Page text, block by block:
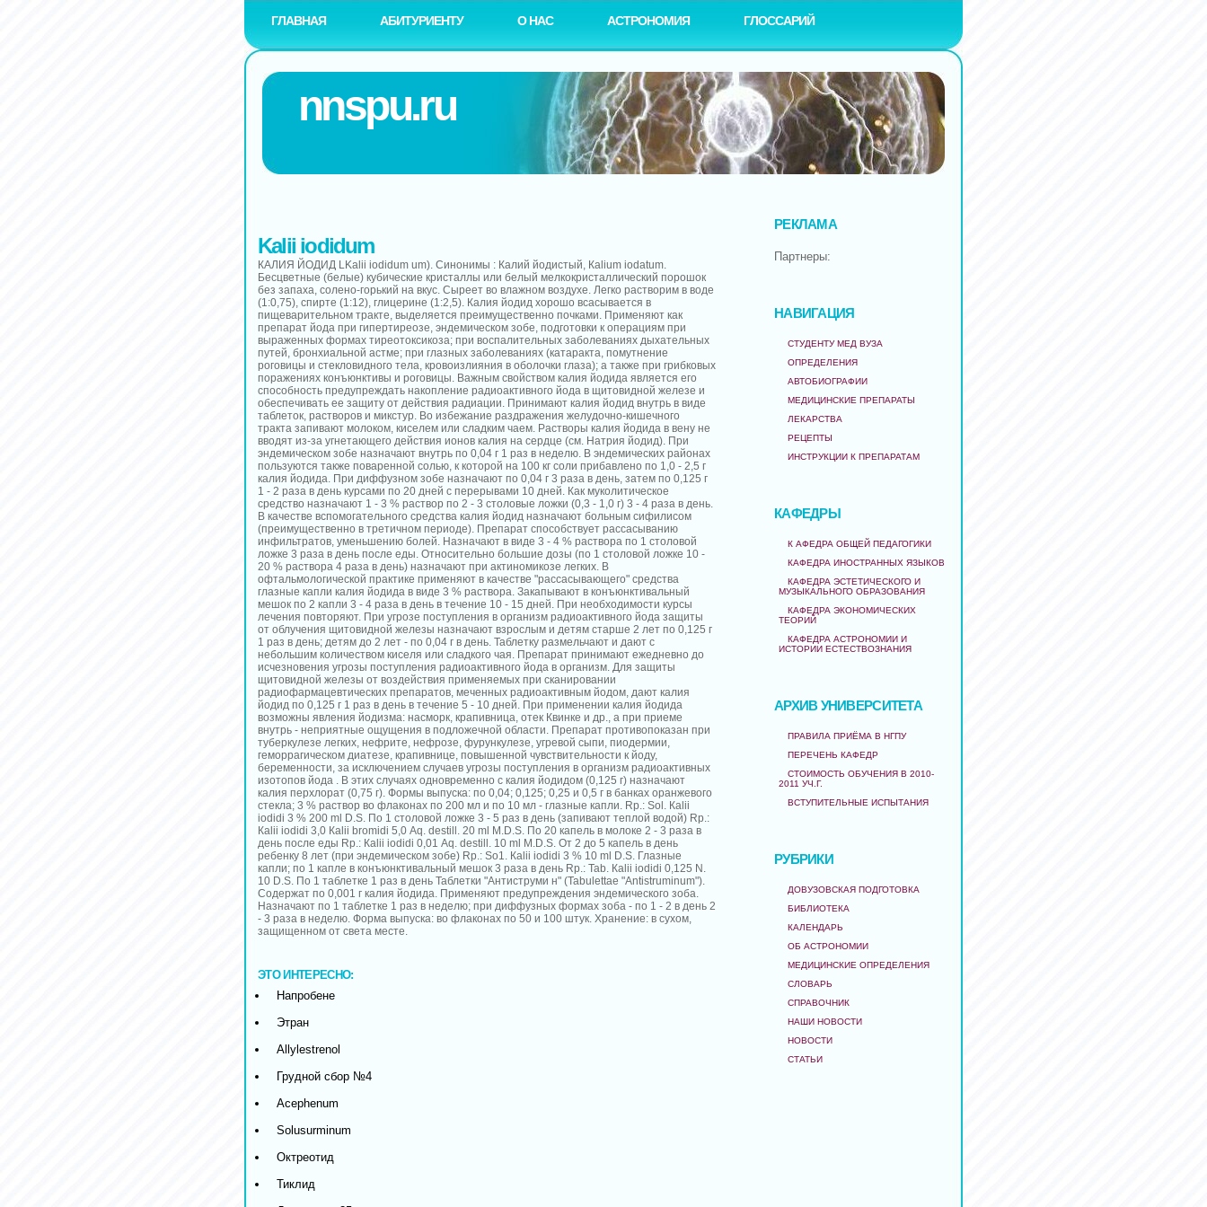
ГЛАВНАЯ АБИТУРИЕНТУ О НАС АСТРОНОМИЯ ГЛОССАРИЙ
nnspu.ru
Kalii iodidum
КАЛИЯ ЙОДИД LKalii iodidum um). Синонимы : Калий йодистый, Каlium iodatum.
Бесцветные (белые) кубические кристаллы или белый мелкокристаллический порошок
без запаха, солено-горький на вкус. Сыреет во влажном воздухе. Легко растворим в воде
(1:0,75), спирте (1:12), глицерине (1:2,5). Калия йодид хорошо всасывается в
пищеварительном тракте, выделяется преимущественно почками. Применяют как
препарат йода при гипертиреозе, эндемическом зобе, подготовки к операциям при
выраженных формах тиреотоксикоза; при воспалительных заболеваниях дыхательных
путей, бронхиальной астме; при глазных заболеваниях (катаракта, помутнение
роговицы и стекловидного тела, кровоизлияния в оболочки глаза); а также при грибковых
поражениях конъюнктивы и роговицы. Важным свойством калия йодида является его
способность предупреждать накопление радиоактивного йода в щитовидной железе и
обеспечивать ее защиту от действия радиации. Принимают калия йодид внутрь в виде
таблеток, растворов и микстур. Во избежание раздражения желудочно-кишечного
тракта запивают молоком, киселем или сладким чаем. Растворы калия йодида в вену не
вводят из-за угнетающего действия ионов калия на сердце (см. Натрия йодид). При
эндемическом зобе назначают внутрь по 0,04 г 1 раз в неделю. В эндемических районах
пользуются также поваренной солью, к которой на 100 кг соли прибавлено по 1,0 - 2,5 г
калия йодида. При диффузном зобе назначают по 0,04 г 3 раза в день, затем по 0,125 г
1 - 2 раза в день курсами по 20 дней с перерывами 10 дней. Как муколитическое
средство назначают 1 - 3 % раствор по 2 - 3 столовые ложки (0,3 - 1,0 г) 3 - 4 раза в день.
В качестве вспомогательного средства калия йодид назначают больным сифилисом
(преимущественно в третичном периоде). Препарат способствует рассасыванию
инфильтратов, уменьшению болей. Назначают в виде 3 - 4 % раствора по 1 столовой
ложке 3 раза в день после еды. Относительно большие дозы (по 1 столовой ложке 10 -
20 % раствора 4 раза в день) назначают при актиномикозе легких. В
офтальмологической практике применяют в качестве "рассасывающего" средства
глазные капли калия йодида в виде 3 % раствора. Закапывают в конъюнктивальный
мешок по 2 капли 3 - 4 раза в день в течение 10 - 15 дней. При необходимости курсы
лечения повторяют. При угрозе поступления в организм радиоактивного йода защиты
от облучения щитовидной железы назначают взрослым и детям старше 2 лет по 0,125 г
1 раз в день; детям до 2 лет - по 0,04 г в день. Таблетку размельчают и дают с
небольшим количеством киселя или сладкого чая. Препарат принимают ежедневно до
исчезновения угрозы поступления радиоактивного йода в организм. Для защиты
щитовидной железы от воздействия применяемых при сканировании
радиофармацевтических препаратов, меченных радиоактивным йодом, дают калия
йодид по 0,125 г 1 раз в день в течение 5 - 10 дней. При применении калия йодида
возможны явления йодизма: насморк, крапивница, отек Квинке и др., а при приеме
внутрь - неприятные ощущения в подложечной области. Препарат противопоказан при
туберкулезе легких, нефрите, нефрозе, фурункулезе, угревой сыпи, пиодермии,
геморрагическом диатезе, крапивнице, повышенной чувствительности к йоду,
беременности, за исключением случаев угрозы поступления в организм радиоактивных
изотопов йода . В этих случаях одновременно с калия йодидом (0,125 г) назначают
калия перхлорат (0,75 г). Формы выпуска: по 0,04; 0,125; 0,25 и 0,5 г в банках оранжевого
стекла; 3 % раствор во флаконах по 200 мл и по 10 мл - глазные капли. Rр.: Sol. Каlii
iodidi 3 % 200 ml D.S. По 1 столовой ложке 3 - 5 раз в день (запивают теплой водой) Rр.:
Кalii iodidi 3,0 Каlii bromidi 5,0 Аq. destill. 20 ml М.D.S. По 20 капель в молоке 2 - 3 раза в
день после еды Rp.: Кalii iodidi 0,01 Аq. destill. 10 ml М.D.S. От 2 до 5 капель в день
ребенку 8 лет (при эндемическом зобе) Rр.: Sо1. Кalii iodidi 3 % 10 ml D.S. Глазные
капли; по 1 капле в конъюнктивальный мешок 3 раза в день Rр.: Таb. Каlii iodidi 0,125 N.
10 D.S. По 1 таблетке 1 раз в день Таблетки "Антиструми н" (Таbulettae "Аntistruminum").
Содержат по 0,001 г калия йодида. Применяют предупреждения эндемического зоба.
Назначают по 1 таблетке 1 раз в неделю; при диффузных формах зоба - по 1 - 2 в день 2
- 3 раза в неделю. Форма выпуска: во флаконах по 50 и 100 штук. Хранение: в сухом,
защищенном от света месте.
ЭТО ИНТЕРЕСНО:
Напробене
Этран
Allylestrenol
Грудной сбор №4
Acephenum
Solusurminum
Октреотид
Тиклид
РЕКЛАМА
Партнеры:
НАВИГАЦИЯ
СТУДЕНТУ МЕД ВУЗА
ОПРЕДЕЛЕНИЯ
АВТОБИОГРАФИИ
МЕДИЦИНСКИЕ ПРЕПАРАТЫ
ЛЕКАРСТВА
РЕЦЕПТЫ
ИНСТРУКЦИИ К ПРЕПАРАТАМ
КАФЕДРЫ
К АФЕДРА ОБЩЕЙ ПЕДАГОГИКИ
КАФЕДРА ИНОСТРАННЫХ ЯЗЫКОВ
КАФЕДРА ЭСТЕТИЧЕСКОГО И
МУЗЫКАЛЬНОГО ОБРАЗОВАНИЯ
КАФЕДРА ЭКОНОМИЧЕСКИХ
ТЕОРИЙ
КАФЕДРА АСТРОНОМИИ И
ИСТОРИИ ЕСТЕСТВОЗНАНИЯ
АРХИВ УНИВЕРСИТЕТА
ПРАВИЛА ПРИЁМА В НГПУ
ПЕРЕЧЕНЬ КАФЕДР
СТОИМОСТЬ ОБУЧЕНИЯ В 2010-
2011 УЧ.Г.
ВСТУПИТЕЛЬНЫЕ ИСПЫТАНИЯ
РУБРИКИ
ДОВУЗОВСКАЯ ПОДГОТОВКА
БИБЛИОТЕКА
КАЛЕНДАРЬ
ОБ АСТРОНОМИИ
МЕДИЦИНСКИЕ ОПРЕДЕЛЕНИЯ
СЛОВАРЬ
СПРАВОЧНИК
НАШИ НОВОСТИ
НОВОСТИ
СТАТЬИ